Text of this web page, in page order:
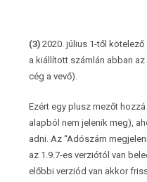
(3)2020. július 1-től
a kiállított számlán abban az
cég a vevő).
Ezért egy plusz mezőt
alapból nem jelenik meg),
adni. Az “Adószám
az 1.9.7-es verziótól van
előbbi verziód van akkor